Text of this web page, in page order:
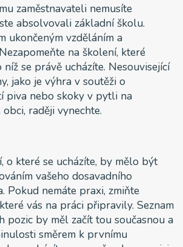
zaměstnavateli nemusíte
absolvovali základní školu.
ukončeným vzděláním a
na školení, které
níž se právě ucházíte. Nesouvisející
jako je výhra v soutěži o
piva nebo skoky v pytli na
raději vynechte.
o které se ucházíte, by mělo být
vašeho dosavadního
Pokud nemáte praxi, zmiňte
vás na práci připravily. Seznam
pozic by měl začít tou současnou a
směrem k prvnímu